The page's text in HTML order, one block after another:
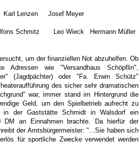
Lenzen Josef Meyer
Schmitz Leo Wieck Hermann Müller
um der finanziellen Not abzuhelfen. Ob
wie "Versandhaus Schöpflin",
(Jagdpächter) oder "Fa. Erwin Schütz"
des sicher sehr dramatischen
war, immer stand im Hintergrund die
Geld, um den Spielbetrieb aufrecht zu
in der Gaststätte Schmidt in Walsdorf ein
DM an Einnahmen brachte. Da hierfür der
der Amtsbürgermeister: "...Sie haben sich
für sportliche Zwecke verwendet werden